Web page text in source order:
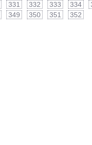
331 332 333 334
349 350 351 352